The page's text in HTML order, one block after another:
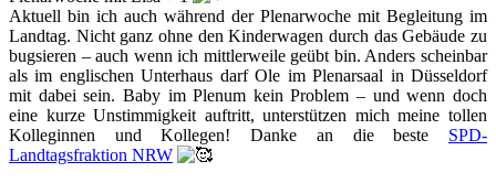
Aktuell bin ich auch während der Plenarwoche mit Begleitung im
Landtag. Nicht ganz ohne den Kinderwagen durch das Gebäude zu
bugsieren – auch wenn ich mittlerweile geübt bin. Anders scheinbar
als im englischen Unterhaus darf Ole im Plenarsaal in Düsseldorf
mit dabei sein. Baby im Plenum kein Problem – und wenn doch
eine kurze Unstimmigkeit auftritt, unterstützen mich meine tollen
Kolleginnen und Kollegen! Danke an die beste SPD-
Landtagsfraktion NRW